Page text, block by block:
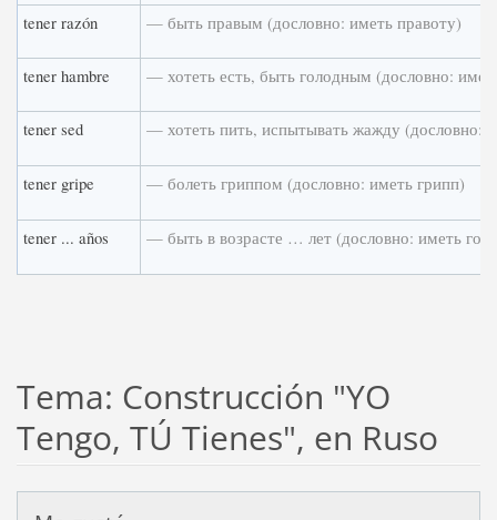
tener razón — быть правым (дословно: иметь правоту)
tener hambre — хотеть есть, быть голодным (дословно:
tener sed — хотеть пить, испытывать жажду (дословно:
tener gripe — болеть гриппом (дословно: иметь грипп)
tener ... años — быть в возрасте … лет (дословно: иметь
Tema: Construcción "YO
Tengo, TÚ Tienes", en Ruso